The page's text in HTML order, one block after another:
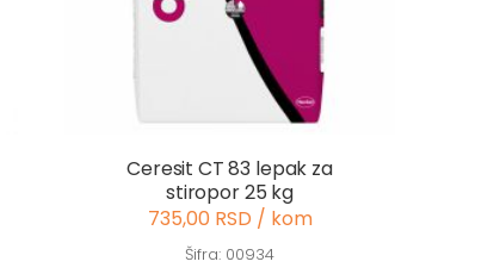
Ceresit CT 83 lepak za
stiropor 25 kg
735,00 RSD / kom
Šifra: 00934